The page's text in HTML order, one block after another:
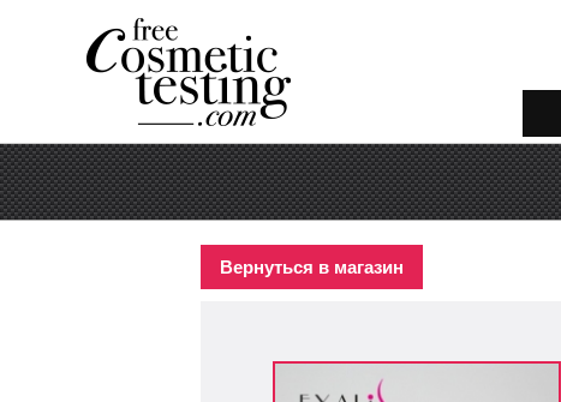
Вернуться в магазин